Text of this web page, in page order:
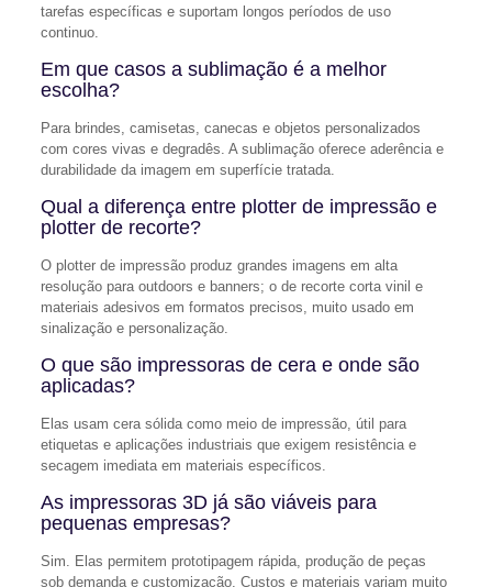
tarefas específicas e suportam longos períodos de uso
continuo.
Em que casos a sublimação é a melhor
escolha?
Para brindes, camisetas, canecas e objetos personalizados
com cores vivas e degradês. A sublimação oferece aderência e
durabilidade da imagem em superfície tratada.
Qual a diferença entre plotter de impressão e
plotter de recorte?
O plotter de impressão produz grandes imagens em alta
resolução para outdoors e banners; o de recorte corta vinil e
materiais adesivos em formatos precisos, muito usado em
sinalização e personalização.
O que são impressoras de cera e onde são
aplicadas?
Elas usam cera sólida como meio de impressão, útil para
etiquetas e aplicações industriais que exigem resistência e
secagem imediata em materiais específicos.
As impressoras 3D já são viáveis para
pequenas empresas?
Sim. Elas permitem prototipagem rápida, produção de peças
sob demanda e customização. Custos e materiais variam muito